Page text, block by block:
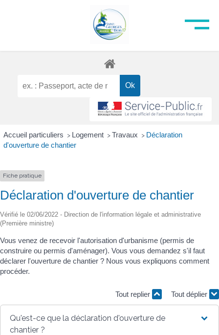
Accueil particuliers > Logement > Travaux > Déclaration
d'ouverture de chantier
Fiche pratique
Déclaration d'ouverture de chantier
Vérifié le 02/06/2022 - Direction de l'information légale et administrative
(Première ministre)
Vous venez de recevoir l'autorisation d'urbanisme (permis de
construire ou permis d'aménager). Vous vous demandez s'il faut
déclarer l'ouverture de chantier ? Nous vous expliquons comment
procéder.
Tout replier Tout déplier
Qu'est-ce que la déclaration d'ouverture de
chantier ?